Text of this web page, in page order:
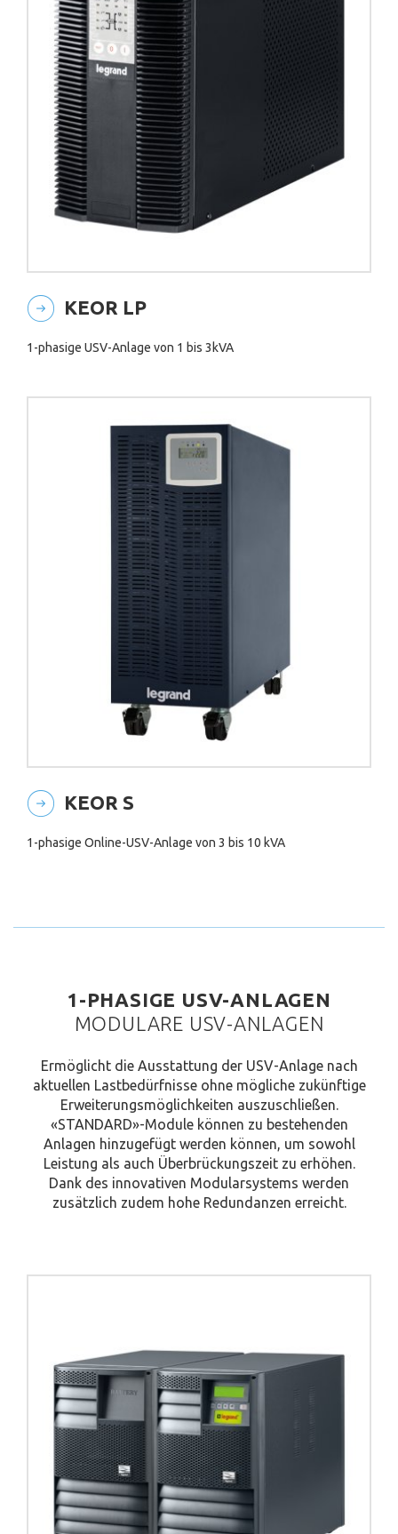
KEOR LP
1-phasige USV-Anlage von 1 bis 3kVA
KEOR S
1-phasige Online-USV-Anlage von 3 bis 10 kVA
1-PHASIGE USV-ANLAGEN
MODULARE USV-ANLAGEN
Ermöglicht die Ausstattung der USV-Anlage nach
aktuellen Lastbedürfnisse ohne mögliche zukünftige
Erweiterungsmöglichkeiten auszuschließen.
«STANDARD»-Module können zu bestehenden
Anlagen hinzugefügt werden können, um sowohl
Leistung als auch Überbrückungszeit zu erhöhen.
Dank des innovativen Modularsystems werden
zusätzlich zudem hohe Redundanzen erreicht.